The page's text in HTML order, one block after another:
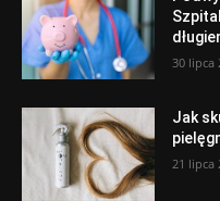
30 lipca
Jak
21 lipca